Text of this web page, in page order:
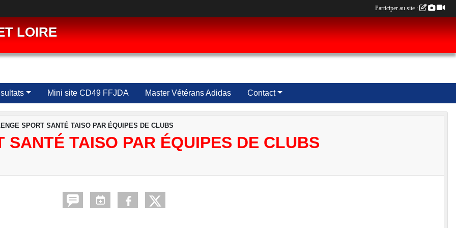
LOIRE
Mini site CD49 FFJDA Master Vétérans Adidas Contact
SPORT SANTÉ TAISO PAR ÉQUIPES DE CLUBS
SANTÉ TAISO PAR ÉQUIPES DE CLUBS
Participer au site :